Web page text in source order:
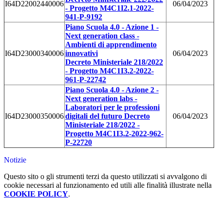
I64D22002440006
- Progetto M4C1I2.1-2022-
941-P-9192
06/04/2023
I64D23000340006
Piano Scuola 4.0 - Azione 1 -
Next generation class -
Ambienti di apprendimento
innovativi
Decreto Ministeriale 218/2022
- Progetto M4C1I3.2-2022-
961-P-22742
06/04/2023
I64D23000350006
Piano Scuola 4.0 - Azione 2 -
Next generation labs -
Laboratori per le professioni
digitali del futuro Decreto
Ministeriale 218/2022 -
Progetto M4C1I3.2-2022-962-
P-22720
06/04/2023
Notizie
Questo sito o gli strumenti terzi da questo utilizzati si avvalgono di
cookie necessari al funzionamento ed utili alle finalità illustrate nella
COOKIE POLICY.